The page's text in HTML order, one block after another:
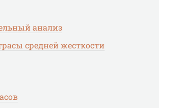
анализ
средней жесткости